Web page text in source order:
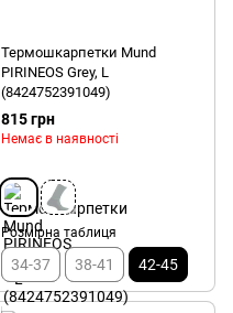
Термошкарпетки Mund
PIRINEOS Grey, L
(8424752391049)
815 грн
Немає в наявності
Розмірна таблиця
34-37 38-41 42-45